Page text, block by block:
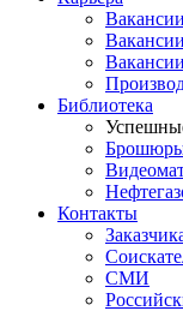
Библиотека
Контакты
СМИ